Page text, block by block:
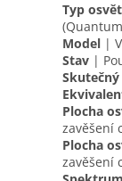
Typ
Model |
Stav |
Plocha
zavěšení
Plocha
zavěšení